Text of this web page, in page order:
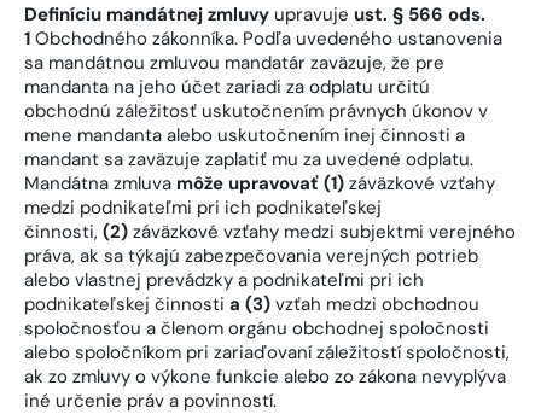
Definíciu mandátnej zmluvy upravuje ust. § 566 ods.
1 Obchodného zákonníka. Podľa uvedeného ustanovenia
sa mandátnou zmluvou mandatár zaväzuje, že pre
mandanta na jeho účet zariadi za odplatu určitú
obchodnú záležitosť uskutočnením právnych úkonov v
mene mandanta alebo uskutočnením inej činnosti a
mandant sa zaväzuje zaplatiť mu za uvedené odplatu.
Mandátna zmluva môže upravovať (1) záväzkové vzťahy
medzi podnikateľmi pri ich podnikateľskej
činnosti, (2) záväzkové vzťahy medzi subjektmi verejného
práva, ak sa týkajú zabezpečovania verejných potrieb
alebo vlastnej prevádzky a podnikateľmi pri ich
podnikateľskej činnosti a (3) vzťah medzi obchodnou
spoločnosťou a členom orgánu obchodnej spoločnosti
alebo spoločníkom pri zariaďovaní záležitostí spoločnosti,
ak zo zmluvy o výkone funkcie alebo zo zákona nevyplýva
iné určenie práv a povinností.